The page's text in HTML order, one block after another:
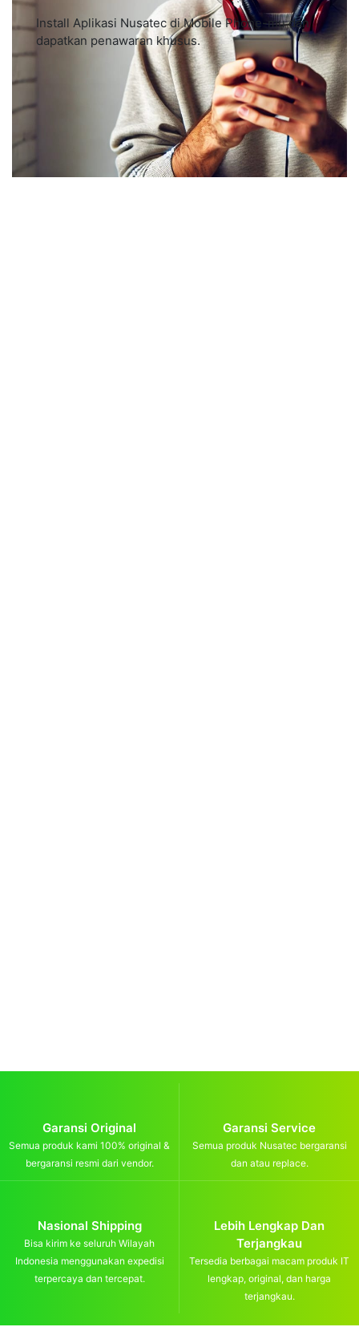
Install Aplikasi Nusatec di Mobile Phone-mu dan
dapatkan penawaran khusus.
Garansi Original
Semua produk kami 100% original &
bergaransi resmi dari vendor.
Garansi Service
Semua produk Nusatec bergaransi
dan atau replace.
Nasional Shipping
Bisa kirim ke seluruh Wilayah
Indonesia menggunakan expedisi
terpercaya dan tercepat.
Lebih Lengkap Dan
Terjangkau
Tersedia berbagai macam produk IT
lengkap, original, dan harga
terjangkau.